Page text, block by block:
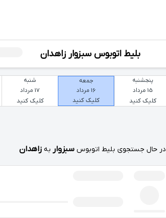
بلیط اتوبوس سبزوار زاهدان
پنجشنبه
15 مرداد
کلیک کنید
جمعه
16 مرداد
کلیک کنید
شنبه
17 مرداد
کلیک کنید
در حال جستجوی بلیط اتوبوس سبزوار به زاهدان